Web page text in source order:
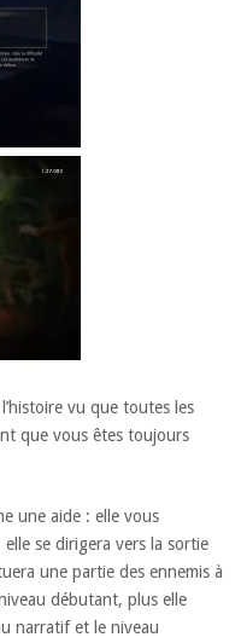
vu que toutes les
que vous êtes toujours
une aide : elle vous
se dirigera vers la sortie
une partie des ennemis à
débutant, plus elle
narratif et le niveau